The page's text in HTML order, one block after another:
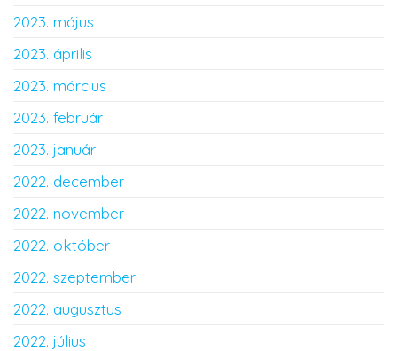
2023. május
2023. április
2023. március
2023. február
2023. január
2022. december
2022. november
2022. október
2022. szeptember
2022. augusztus
2022. július